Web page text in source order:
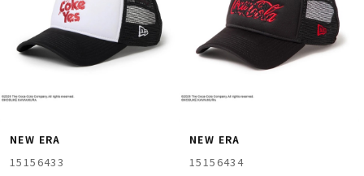
NEW ERA
15156433
NEW ERA
15156434